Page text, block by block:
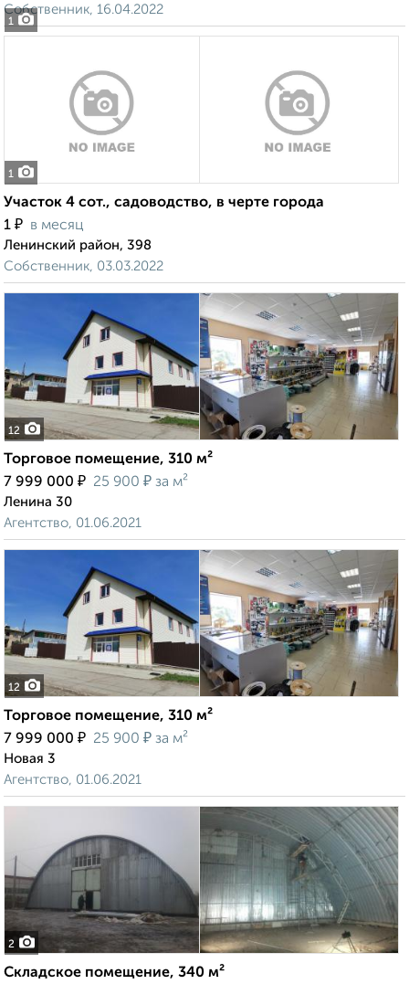
1
Собственник, 16.04.2022
1
Участок 4 сот., садоводство, в черте города
1 ₽ в месяц
Ленинский район, 398
Собственник, 03.03.2022
12
Торговое помещение, 310 м²
7 999 000 ₽ 25 900 ₽ за м²
Ленина 30
Агентство, 01.06.2021
12
Торговое помещение, 310 м²
7 999 000 ₽ 25 900 ₽ за м²
Новая 3
Агентство, 01.06.2021
2
Складское помещение, 340 м²